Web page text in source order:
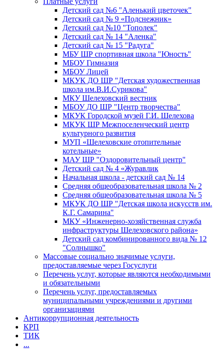
Детский сад №6 "Аленький цветочек"
Детский сад № 9 «Подснежник»
Детский сад №10 "Тополек"
Детский сад № 14 "Аленка"
Детский сад № 15 "Радуга"
МБУ ШР спортивная школа "Юность"
МБОУ Гимназия
МБОУ Лицей
МКУК ДО ШР "Детская художественная
школа им.В.И.Сурикова"
МКУ Шелеховский вестник
МБОУ ДО ШР "Центр творчества"
МКУК Городской музей Г.И. Шелехова
МКУК ШР Межпоселенческий центр
культурного развития
МУП «Шелеховские отопительные
котельные»
МАУ ШР "Оздоровительный центр"
Детский сад № 4 «Журавлик
Начальная школа - детский сад № 14
Средняя общеобразовательная школа № 2
Средняя общеобразовательная школа № 5
МКУК ДО ШР "Детская школа искусств им.
К.Г. Самарина"
МКУ «Инженерно-хозяйственная служба
инфраструктуры Шелеховского района»
Детский сад комбинированного вида № 12
"Солнышко"
Массовые социально значимые услуги,
предоставляемые через Госуслуги
Перечень услуг, которые являются необходимыми
и обязательными
Перечень услуг, предоставляемых
муниципальными учреждениями и другими
организациями
Антикоррупционная деятельность
КРП
ТИК
...